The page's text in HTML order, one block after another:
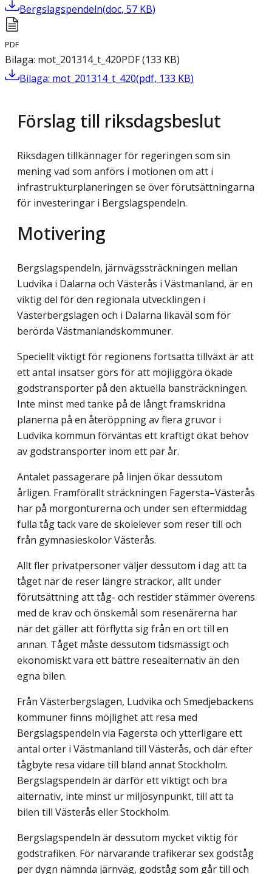
Bergslagspendeln(doc, 57 KB)
PDF
Bilaga: mot_201314_t_420PDF(133 KB)
Bilaga: mot_201314_t_420(pdf, 133 KB)
Förslag till riksdagsbeslut
Riksdagen tillkännager för regeringen som sin
mening vad som anförs i motionen om att i
infrastrukturplaneringen se över förutsättningarna
för investeringar i Bergslagspendeln.
Motivering
Bergslagspendeln, järnvägssträckningen mellan
Ludvika i Dalarna och Västerås i Västmanland, är en
viktig del för den regionala utvecklingen i
Västerbergslagen och i Dalarna likaväl som för
berörda Västmanlandskommuner.
Speciellt viktigt för regionens fortsatta tillväxt är att
ett antal insatser görs för att möjliggöra ökade
godstransporter på den aktuella bansträckningen.
Inte minst med tanke på de långt framskridna
planerna på en återöppning av flera gruvor i
Ludvika kommun förväntas ett kraftigt ökat behov
av godstransporter inom ett par år.
Antalet passagerare på linjen ökar dessutom
årligen. Framförallt sträckningen Fagersta–Västerås
har på morgonturerna och under sen eftermiddag
fulla tåg tack vare de skolelever som reser till och
från gymnasieskolor Västerås.
Allt fler privatpersoner väljer dessutom i dag att ta
tåget när de reser längre sträckor, allt under
förutsättning att tåg- och restider stämmer överens
med de krav och önskemål som resenärerna har
när det gäller att förflytta sig från en ort till en
annan. Tåget måste dessutom tidsmässigt och
ekonomiskt vara ett bättre resealternativ än den
egna bilen.
Från Västerbergslagen, Ludvika och Smedjebackens
kommuner finns möjlighet att resa med
Bergslagspendeln via Fagersta och ytterligare ett
antal orter i Västmanland till Västerås, och där efter
tågbyte resa vidare till bland annat Stockholm.
Bergslagspendeln är därför ett viktigt och bra
alternativ, inte minst ur miljösynpunkt, till att ta
bilen till Västerås eller Stockholm.
Bergslagspendeln är dessutom mycket viktig för
godstrafiken. För närvarande trafikerar sex godståg
per dygn nämnda järnväg, godståg som går till och